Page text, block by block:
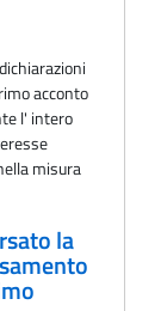
acconto
l' intero
misura
la